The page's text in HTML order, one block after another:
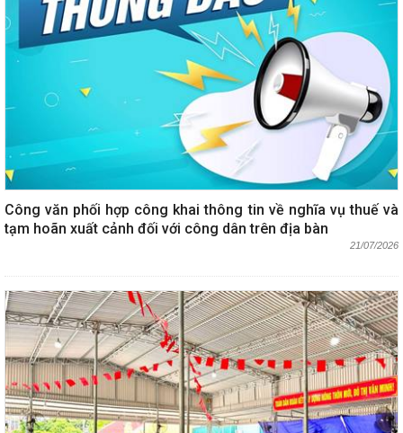
Công văn phối hợp công khai thông tin về nghĩa vụ thuế và
tạm hoãn xuất cảnh đối với công dân trên địa bàn
21/07/2026